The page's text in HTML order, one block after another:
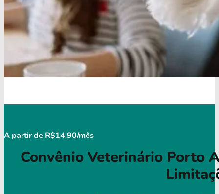
A partir de R$14,90/mês
Convênio Veterinário Porto